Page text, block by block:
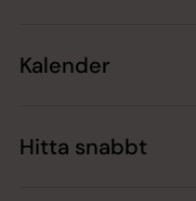
Kalender
Hitta snabbt